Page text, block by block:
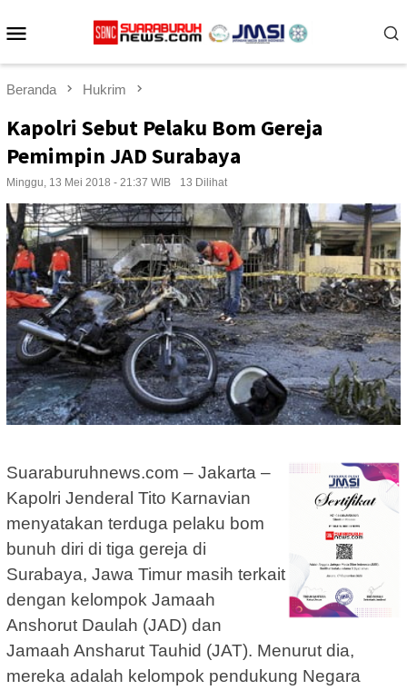
ke
Beranda Hukrim
Kapolri Sebut Pelaku Bom Gereja
Pemimpin JAD Surabaya
Minggu, 13 Mei 2018 - 21:37 WIB 13 Dilihat
Suaraburuhnews.com – Jakarta –
Kapolri Jenderal Tito Karnavian
menyatakan terduga pelaku bom
bunuh diri di tiga gereja di
Surabaya, Jawa Timur masih terkait
dengan kelompok Jamaah
Anshorut Daulah (JAD) dan
Jamaah Ansharut Tauhid (JAT). Menurut dia,
mereka adalah kelompok pendukung Negara